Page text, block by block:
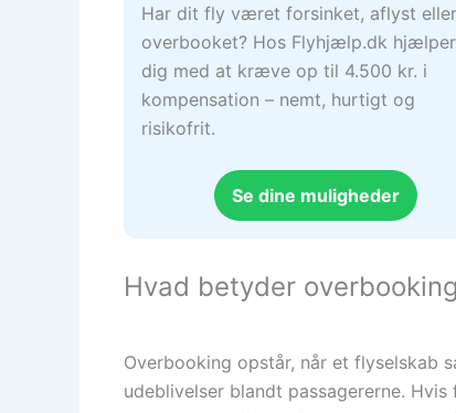
Har dit fly været forsinket, aflyst eller
overbooket? Hos Flyhjælp.dk
dig med at kræve op til 4.500 kr. i
kompensation – nemt, hurtigt og
risikofrit.
Se dine muligheder
Hvad betyder
Overbooking opstår, når et flyselskab
udeblivelser blandt passagererne.